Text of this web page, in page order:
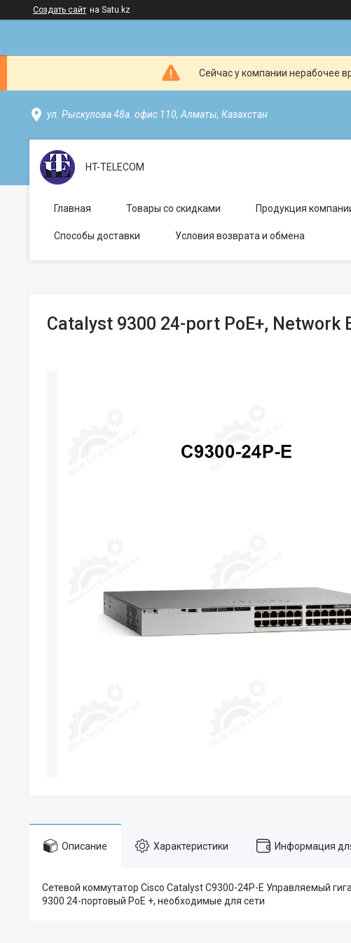
Создать сайт на Satu.kz
Сейчас у компании нерабочее
ул. Рыскулова 48а. офис 110, Алматы, Казахстан
HT-TELECOM
Главная Товары со скидками Продукция
Способы доставки Условия возврата и обмена
Catalyst 9300 24-port PoE+, Network
Описание Характеристики Информация
Сетевой коммутатор Cisco Catalyst C9300-24P-E Управляемый
9300 24-портовый PoE +, необходимые для сети